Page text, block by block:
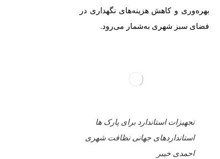
بهره‌وری و کاهش هزینه‌های نگهداری در
فضای سبز شهری به‌شمار می‌رود.
تجهیزات استاندارد برای پارک‌ ها
استانداردهای جهانی نظافت شهری
احمدی خیبر